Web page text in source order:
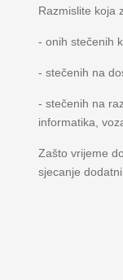
Razmislite koja
- onih stečenih
- stečenih na
- stečenih na
informatika,
Zašto vrijeme
sjecanje